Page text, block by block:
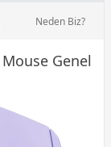
Neden Biz?
Mouse Genel